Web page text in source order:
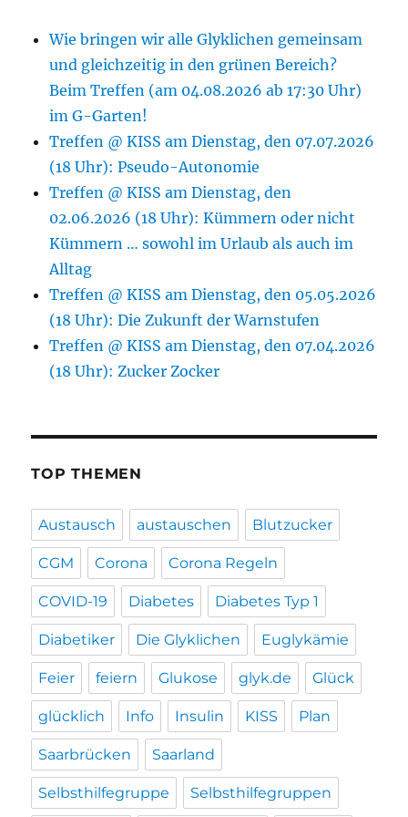
Wie bringen wir alle Glyklichen gemeinsam
und gleichzeitig in den grünen Bereich?
Beim Treffen (am 04.08.2026 ab 17:30 Uhr)
im G-Garten!
Treffen @ KISS am Dienstag, den 07.07.2026
(18 Uhr): Pseudo-Autonomie
Treffen @ KISS am Dienstag, den
02.06.2026 (18 Uhr): Kümmern oder nicht
Kümmern … sowohl im Urlaub als auch im
Alltag
Treffen @ KISS am Dienstag, den 05.05.2026
(18 Uhr): Die Zukunft der Warnstufen
Treffen @ KISS am Dienstag, den 07.04.2026
(18 Uhr): Zucker Zocker
TOP THEMEN
Austausch austauschen Blutzucker
CGM Corona Corona Regeln
COVID-19 Diabetes Diabetes Typ 1
Diabetiker Die Glyklichen Euglykämie
Feier feiern Glukose glyk.de Glück
glücklich Info Insulin KISS Plan
Saarbrücken Saarland
Selbsthilfegruppe Selbsthilfegruppen